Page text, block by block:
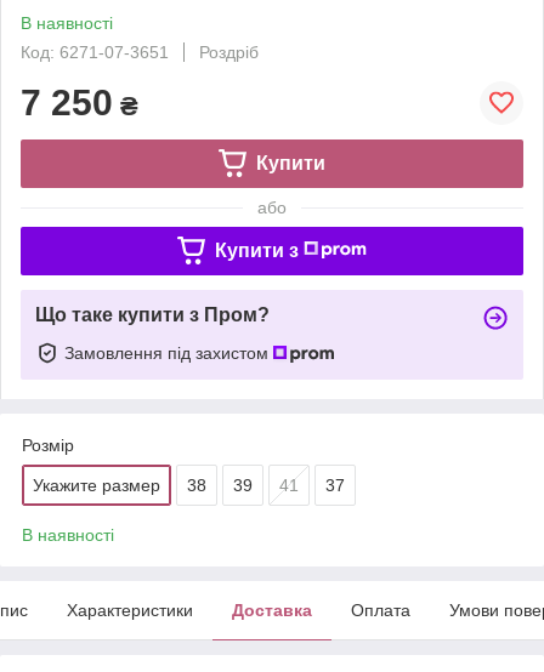
В наявності
Код: 6271-07-3651
Роздріб
7 250 ₴
Купити
або
Купити з
Що таке купити з Пром?
Замовлення під захистом
Розмір
Укажите размер 38 39 41 37
В наявності
Характеристики Доставка Оплата Умови